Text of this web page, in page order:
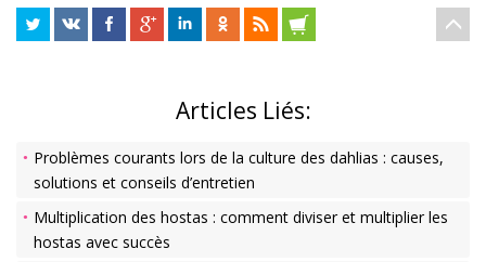
Articles Liés:
Problèmes courants lors de la culture des dahlias : causes,
solutions et conseils d’entretien
Multiplication des hostas : comment diviser et multiplier les
hostas avec succès